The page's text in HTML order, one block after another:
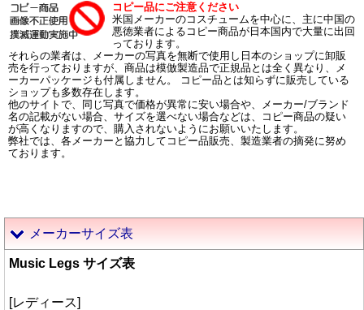
コピー品にご注意ください
米国メーカーのコスチュームを中心に、主に中国の
悪徳業者によるコピー商品が日本国内で大量に出回
っております。
それらの業者は、メーカーの写真を無断で使用し日本のショップに卸販
売を行っておりますが、商品は模倣製造品で正規品とは全く異なり、メ
ーカーパッケージも付属しません。 コピー品とは知らずに販売している
ショップも多数存在します。
他のサイトで、同じ写真で価格が異常に安い場合や、メーカー/ブランド
名の記載がない場合、サイズを選べない場合などは、コピー商品の疑い
が高くなりますので、購入されないようにお願いいたします。
弊社では、各メーカーと協力してコピー品販売、製造業者の摘発に努め
ております。
メーカーサイズ表
Music Legs サイズ表
[レディース]